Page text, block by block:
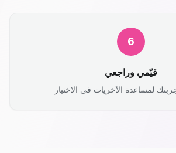
6
قيّمي وراجعي
لمساعدة الآخريات في الاختيار